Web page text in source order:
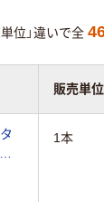
単位」違いで全
販売単位
1本